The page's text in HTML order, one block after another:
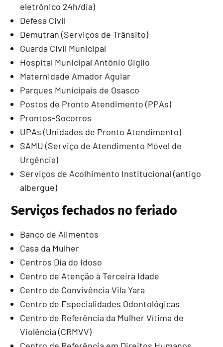
eletrônico 24h/dia)
Defesa Civil
Demutran (Serviços de Trânsito)
Guarda Civil Municipal
Hospital Municipal Antônio Giglio
Maternidade Amador Aguiar
Parques Municipais de Osasco
Postos de Pronto Atendimento (PPAs)
Prontos-Socorros
UPAs (Unidades de Pronto Atendimento)
SAMU (Serviço de Atendimento Móvel de
Urgência)
Serviços de Acolhimento Institucional (antigo
albergue)
Serviços fechados no feriado
Banco de Alimentos
Casa da Mulher
Centros Dia do Idoso
Centro de Atenção à Terceira Idade
Centro de Convivência Vila Yara
Centro de Especialidades Odontológicas
Centro de Referência da Mulher Vítima de
Violência (CRMVV)